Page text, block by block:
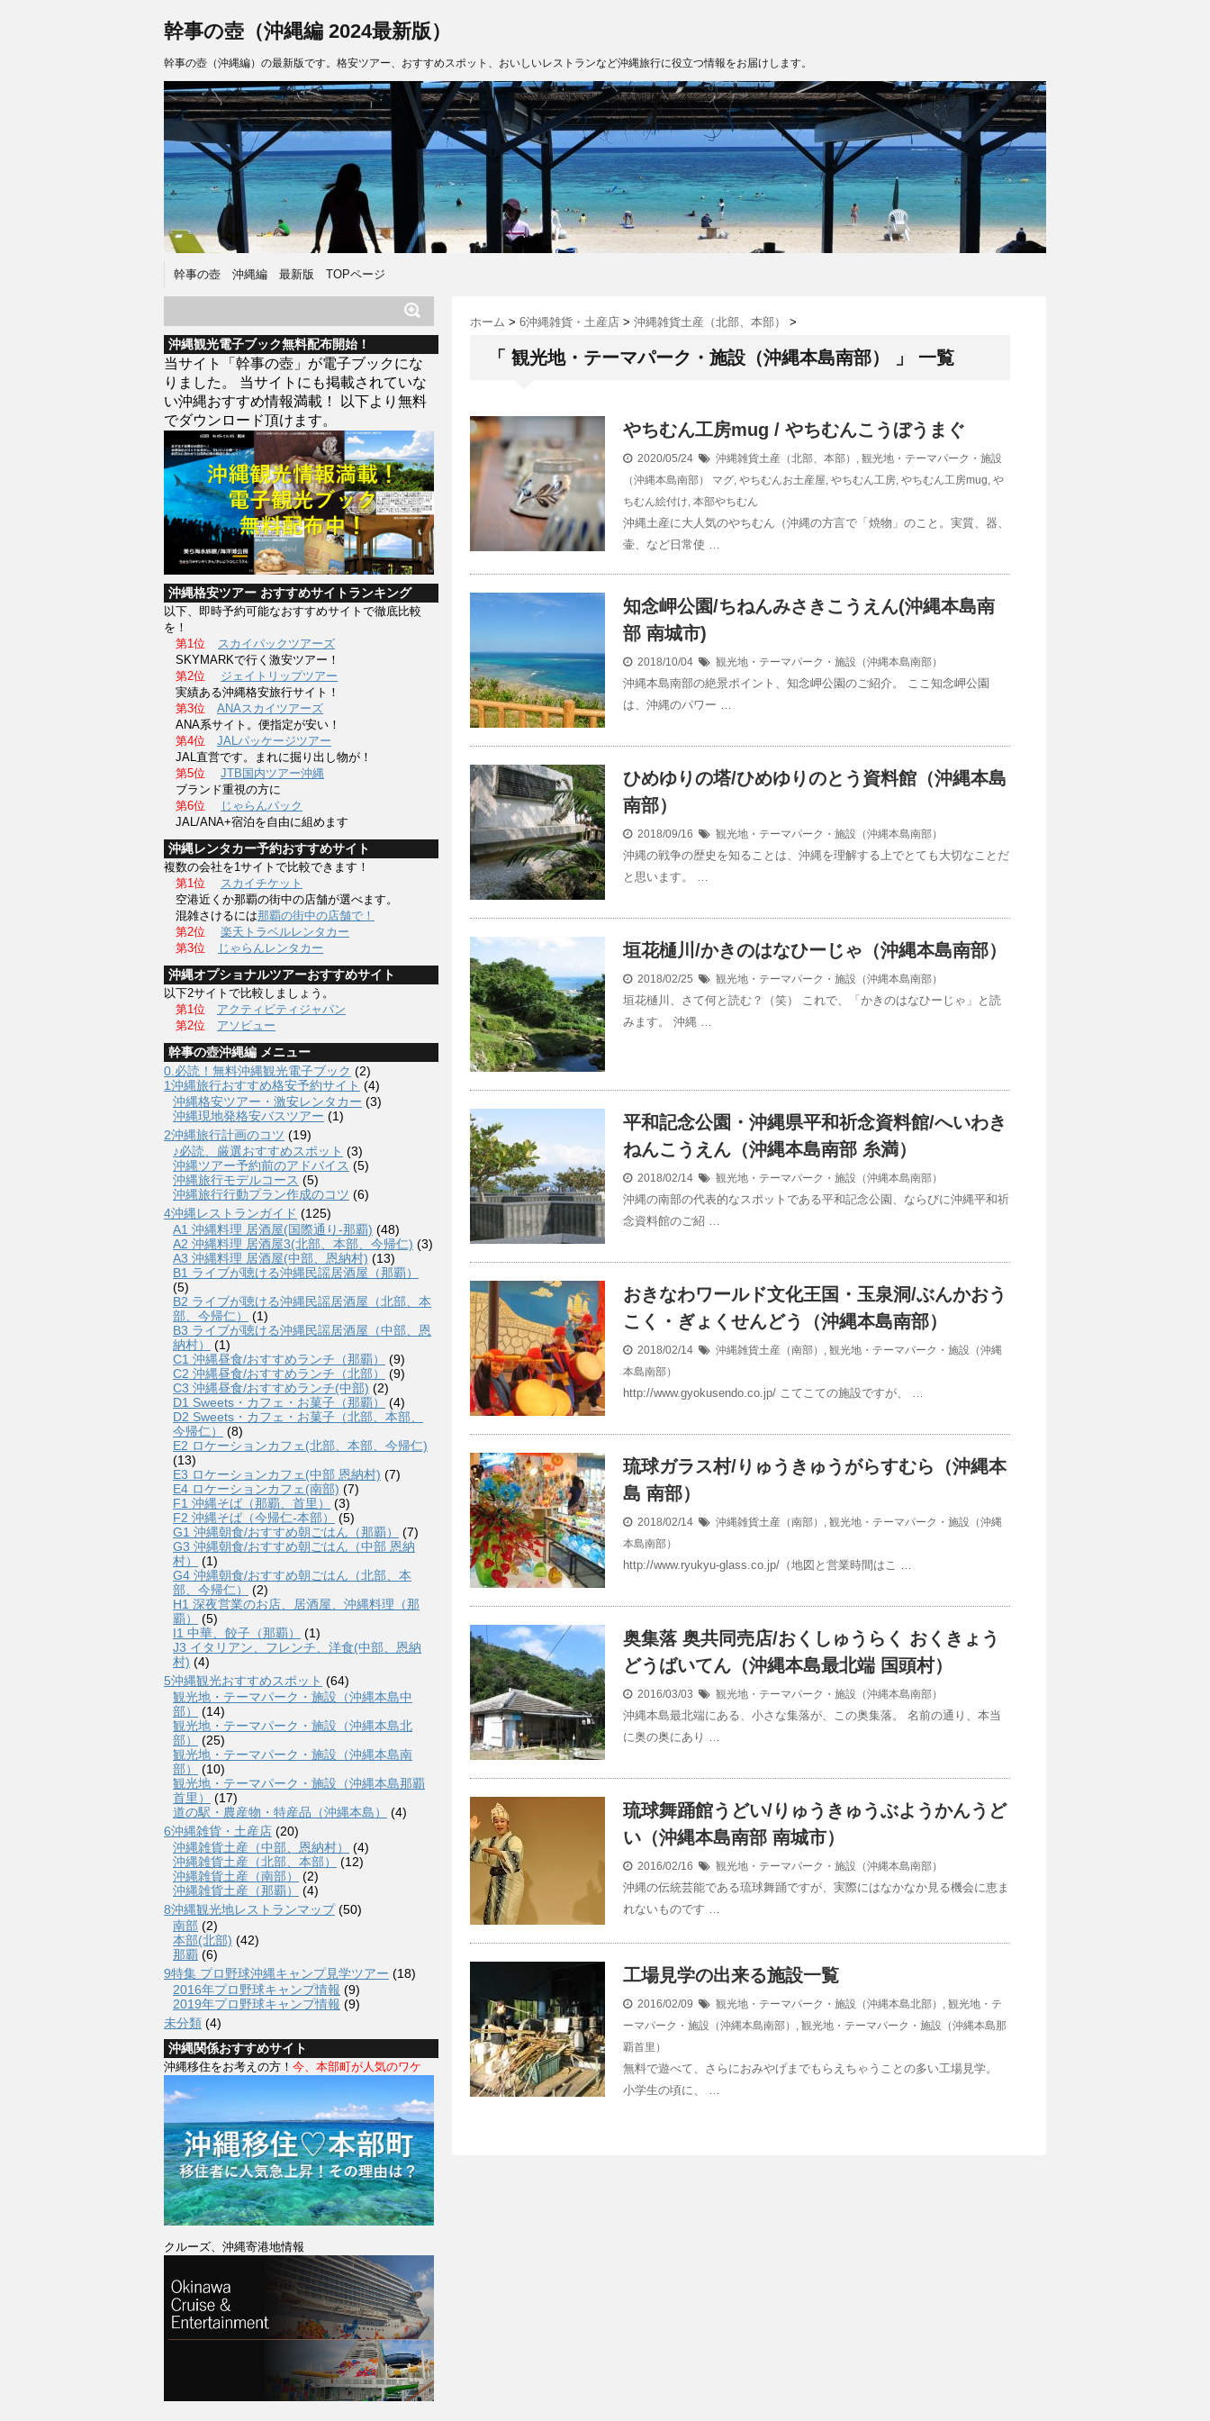
幹事の壺（沖縄編 2024最新版）
幹事の壺（沖縄編）の最新版です。格安ツアー、おすすめスポット、おいしいレストランなど沖縄旅行に役立つ情報をお届けします。
幹事の壺 沖縄編 最新版 TOPページ
ホーム > 6沖縄雑貨・土産店 > 沖縄雑貨土産（北部、本部） >
「 観光地・テーマパーク・施設（沖縄本島南部） 」 一覧
やちむん工房mug / やちむんこうぼうまぐ
2020/05/24 沖縄雑貨土産（北部、本部） , 観光地・テーマパーク・施設
（沖縄本島南部）
マグ, やちむんお土産屋, やちむん工房, やちむん工房mug, や
ちむん絵付け, 本部やちむん
沖縄土産に大人気のやちむん（沖縄の方言で「焼物」のこと。実質、器、
壷、など日常使 …
知念岬公園/ちねんみさきこうえん(沖縄本島南
部 南城市)
2018/10/04 観光地・テーマパーク・施設（沖縄本島南部）
沖縄本島南部の絶景ポイント、知念岬公園のご紹介。 ここ知念岬公園
は、沖縄のパワー …
ひめゆりの塔/ひめゆりのとう資料館（沖縄本島
南部）
2018/09/16 観光地・テーマパーク・施設（沖縄本島南部）
沖縄の戦争の歴史を知ることは、沖縄を理解する上でとても大切なことだ
と思います。 …
垣花樋川/かきのはなひーじゃ（沖縄本島南部）
2018/02/25 観光地・テーマパーク・施設（沖縄本島南部）
垣花樋川、さて何と読む？（笑） これで、「かきのはなひーじゃ」と読
みます。 沖縄 …
平和記念公園・沖縄県平和祈念資料館/へいわき
ねんこうえん（沖縄本島南部 糸満）
2018/02/14 観光地・テーマパーク・施設（沖縄本島南部）
沖縄の南部の代表的なスポットである平和記念公園、ならびに沖縄平和祈
念資料館のご紹 …
おきなわワールド文化王国・玉泉洞/ぶんかおう
こく・ぎょくせんどう（沖縄本島南部）
2018/02/14 沖縄雑貨土産（南部） , 観光地・テーマパーク・施設（沖縄
本島南部）
http://www.gyokusendo.co.jp/ こてこての施設ですが、 …
琉球ガラス村/りゅうきゅうがらすむら（沖縄本
島 南部）
2018/02/14 沖縄雑貨土産（南部） , 観光地・テーマパーク・施設（沖縄
本島南部）
http://www.ryukyu-glass.co.jp/（地図と営業時間はこ …
奥集落 奥共同売店/おくしゅうらく おくきょう
どうばいてん（沖縄本島最北端 国頭村）
2016/03/03 観光地・テーマパーク・施設（沖縄本島南部）
沖縄本島最北端にある、小さな集落が、この奥集落。 名前の通り、本当
に奥の奥にあり …
琉球舞踊館うどい/りゅうきゅうぶようかんうど
い（沖縄本島南部 南城市）
2016/02/16 観光地・テーマパーク・施設（沖縄本島南部）
沖縄の伝統芸能である琉球舞踊ですが、実際にはなかなか見る機会に恵ま
れないものです …
工場見学の出来る施設一覧
2016/02/09 観光地・テーマパーク・施設（沖縄本島北部） , 観光地・テ
ーマパーク・施設（沖縄本島南部） , 観光地・テーマパーク・施設（沖縄本島那
覇首里）
無料で遊べて、さらにおみやげまでもらえちゃうことの多い工場見学。
小学生の頃に、 …
沖縄観光電子ブック無料配布開始！
当サイト「幹事の壺」が電子ブックにな
りました。 当サイトにも掲載されていな
い沖縄おすすめ情報満載！ 以下より無料
でダウンロード頂けます。
沖縄格安ツアー おすすめサイトランキング
以下、即時予約可能なおすすめサイトで徹底比較
を！
第1位
スカイパックツアーズ
SKYMARKで行く激安ツアー！
第2位
ジェイトリップツアー
実績ある沖縄格安旅行サイト！
第3位
ANAスカイツアーズ
ANA系サイト。便指定が安い！
第4位
JALパッケージツアー
JAL直営です。まれに掘り出し物が！
第5位
JTB国内ツアー沖縄
ブランド重視の方に
第6位
じゃらんパック
JAL/ANA+宿泊を自由に組めます
沖縄レンタカー予約おすすめサイト
複数の会社を1サイトで比較できます！
第1位
スカイチケット
空港近くか那覇の街中の店舗が選べます。
混雑さけるには那覇の街中の店舗で！
第2位
楽天トラベルレンタカー
第3位
じゃらんレンタカー
沖縄オプショナルツアーおすすめサイト
以下2サイトで比較しましょう。
第1位
アクティビティジャパン
第2位
アソビュー
幹事の壺沖縄編 メニュー
0.必読！無料沖縄観光電子ブック (2)
1沖縄旅行おすすめ格安予約サイト (4)
沖縄格安ツアー・激安レンタカー (3)
沖縄現地発格安バスツアー (1)
2沖縄旅行計画のコツ (19)
♪必読、厳選おすすめスポット (3)
沖縄ツアー予約前のアドバイス (5)
沖縄旅行モデルコース (5)
沖縄旅行行動プラン作成のコツ (6)
4沖縄レストランガイド (125)
A1 沖縄料理 居酒屋(国際通り-那覇) (48)
A2 沖縄料理 居酒屋3(北部、本部、今帰仁) (3)
A3 沖縄料理 居酒屋(中部、恩納村) (13)
B1 ライブが聴ける沖縄民謡居酒屋（那覇）
(5)
B2 ライブが聴ける沖縄民謡居酒屋（北部、本
部、今帰仁）
(1)
B3 ライブが聴ける沖縄民謡居酒屋（中部、恩
納村）
(1)
C1 沖縄昼食/おすすめランチ（那覇）
(9)
C2 沖縄昼食/おすすめランチ（北部）
(9)
C3 沖縄昼食/おすすめランチ(中部) (2)
D1 Sweets・カフェ・お菓子（那覇）
(4)
D2 Sweets・カフェ・お菓子（北部、本部、
今帰仁）
(8)
E2 ロケーションカフェ(北部、本部、今帰仁)
(13)
E3 ロケーションカフェ(中部 恩納村) (7)
E4 ロケーションカフェ(南部) (7)
F1 沖縄そば（那覇、首里）
(3)
F2 沖縄そば（今帰仁-本部）
(5)
G1 沖縄朝食/おすすめ朝ごはん（那覇）
(7)
G3 沖縄朝食/おすすめ朝ごはん（中部 恩納
村）
(1)
G4 沖縄朝食/おすすめ朝ごはん（北部、本
部、今帰仁）
(2)
H1 深夜営業のお店、居酒屋、沖縄料理（那
覇）
(5)
I1 中華、餃子（那覇）
(1)
J3 イタリアン、フレンチ、洋食(中部、恩納
村) (4)
5沖縄観光おすすめスポット (64)
観光地・テーマパーク・施設（沖縄本島中
部）
(14)
観光地・テーマパーク・施設（沖縄本島北
部）
(25)
観光地・テーマパーク・施設（沖縄本島南
部）
(10)
観光地・テーマパーク・施設（沖縄本島那覇
首里）
(17)
道の駅・農産物・特産品（沖縄本島）
(4)
6沖縄雑貨・土産店 (20)
沖縄雑貨土産（中部、恩納村）
(4)
沖縄雑貨土産（北部、本部）
(12)
沖縄雑貨土産（南部）
(2)
沖縄雑貨土産（那覇）
(4)
8沖縄観光地レストランマップ(50)
南部 (2)
本部(北部) (42)
那覇 (6)
9特集 プロ野球沖縄キャンプ見学ツアー (18)
2016年プロ野球キャンプ情報 (9)
2019年プロ野球キャンプ情報 (9)
未分類 (4)
沖縄関係おすすめサイト
沖縄移住をお考えの方！ 今、本部町が人気のワケ
クルーズ、沖縄寄港地情報